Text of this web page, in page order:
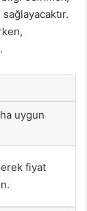
uygun
fiyat